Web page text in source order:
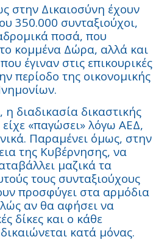
στην Δικαιοσύνη έχουν
350.000 συνταξιούχοι,
ποσά, που
κομμένα Δώρα, αλλά και
έγιναν στις επικουρικές
περίοδο της οικονομικής
η διαδικασία δικαστικής
«παγώσει» λόγω ΑΕΔ,
Παραμένει όμως, στην
της Κυβέρνησης, να
μαζικά τα
τους συνταξιούχους
προσφύγει στα αρμόδια
αν θα αφήσει να
δίκες και ο κάθε
κατά μόνας.